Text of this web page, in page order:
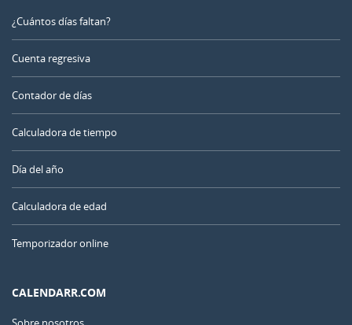
¿Cuántos días faltan?
Cuenta regresiva
Contador de días
Calculadora de tiempo
Día del año
Calculadora de edad
Temporizador online
CALENDARR.COM